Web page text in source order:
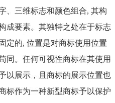
、三维标志和颜色组合, 其构
成要素。其独特之处在于标志
定的, 位置是对商标使用位置
同。任何可视性商标在其使用
以展示，且商标的展示位置也
标作为一种新型商标予以保护